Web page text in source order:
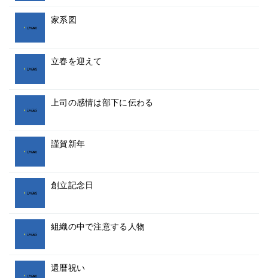
家系図
立春を迎えて
上司の感情は部下に伝わる
謹賀新年
創立記念日
組織の中で注意する人物
還暦祝い